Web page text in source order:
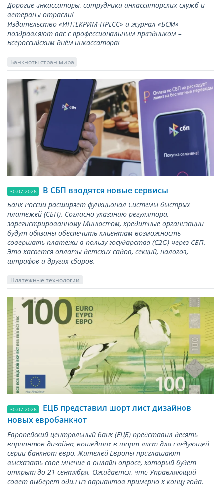
Дорогие инкассаторы, сотрудники инкассаторских служб и
ветераны отрасли!
Издательство «ИНТЕКРИМ-ПРЕСС» и журнал «БСМ»
поздравляют вас с профессиональным праздником –
Всероссийским днём инкассатора!
Банкноты стран мира
30.07.2026 В СБП вводятся новые сервисы
Банк России расширяет функционал Системы быстрых
платежей (СБП). Согласно указанию регулятора,
зарегистрированному Минюстом, кредитные организации
будут обязаны обеспечить клиентам возможность
совершать платежи в пользу государства (С2G) через СБП.
Это касается оплаты детских садов, секций, налогов,
штрафов и других сборов.
Платежные технологии
30.07.2026
ЕЦБ представил шорт лист дизайнов
новых евробанкнот
Европейский центральный банк (ЕЦБ) представил десять
вариантов дизайна, вошедших в шорт лист для следующей
серии банкнот евро. Жителей Европы приглашают
высказать свое мнение в онлайн опросе, который будет
открыт до 21 сентября. Ожидается, что Управляющий
совет выберет один из вариантов примерно к концу года.